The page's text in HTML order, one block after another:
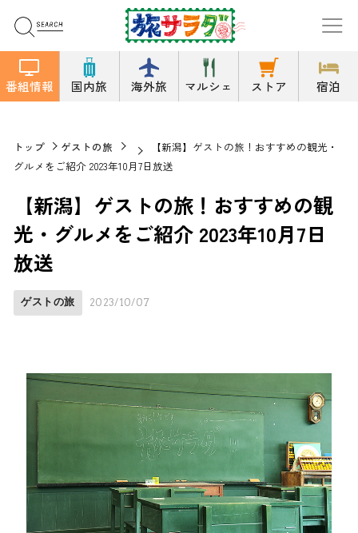
番組情報 国内旅 海外旅 マルシェ ストア 宿泊
トップ ゲストの旅
【新潟】ゲストの旅！おすすめの観光・
グルメをご紹介 2023年10月7日放送
【新潟】ゲストの旅！おすすめの観
光・グルメをご紹介 2023年10月7日
放送
ゲストの旅 2023/10/07